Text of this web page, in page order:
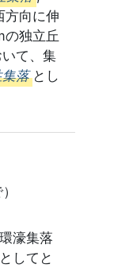
向に伸
独立丘
て、集
落 とし
濠集落
してと